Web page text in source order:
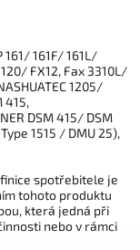
161/ 161F/ 161L/
FX12, Fax 3310L/
1205/
415,
DSM 415/ DSM
1515 / DMU 25),
spotřebitele je
tohoto produktu
která jedná při
nebo v rámci